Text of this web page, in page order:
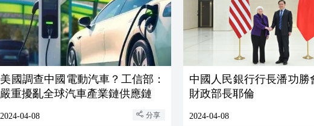
美國調查中國電動汽車？工信部：
嚴重擾亂全球汽車產業鏈供應鏈
2024-04-08 分享
中國人民銀行行長潘功勝
財政部長耶倫
2024-04-08